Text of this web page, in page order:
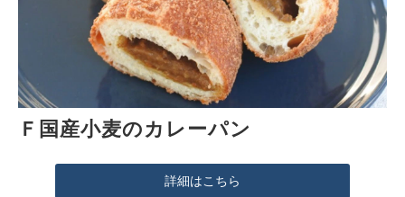
Ｆ国産小麦のカレーパン
詳細はこちら